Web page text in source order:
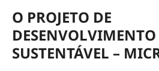
O PROJETO DE
SUSTENTÁVEL –